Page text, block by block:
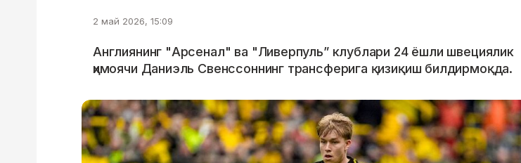
2 май 2026, 15:09
Англиянинг "Арсенал" ва "Ливерпуль” клублари 24 ёшли швециялик
ҳимоячи Даниэль Свенссоннинг трансферига қизиқиш билдирмоқда.